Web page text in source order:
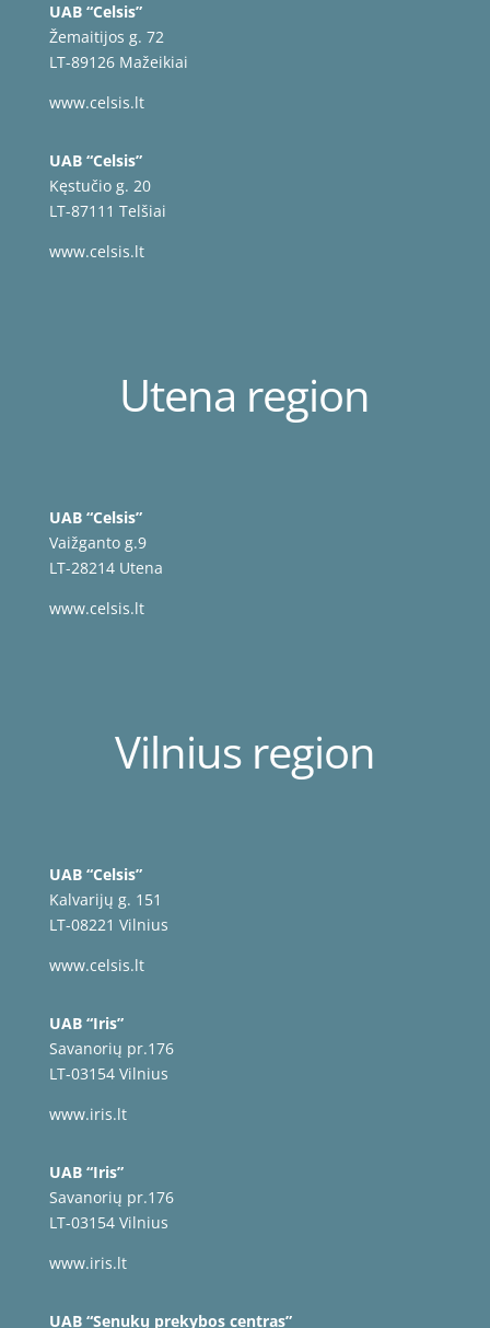
UAB “Celsis”
Žemaitijos g. 72
LT-89126 Mažeikiai
www.celsis.lt
UAB “Celsis”
Kęstučio g. 20
LT-87111 Telšiai
www.celsis.lt
Utena region
UAB “Celsis”
Vaižganto g.9
LT-28214 Utena
www.celsis.lt
Vilnius region
UAB “Celsis”
Kalvarijų g. 151
LT-08221 Vilnius
www.celsis.lt
UAB “Iris”
Savanorių pr.176
LT-03154 Vilnius
www.iris.lt
UAB “Iris”
Savanorių pr.176
LT-03154 Vilnius
www.iris.lt
UAB “Senukų prekybos centras”